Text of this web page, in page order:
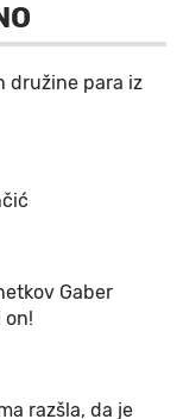
družine para iz
Gaber
on!
razšla, da je